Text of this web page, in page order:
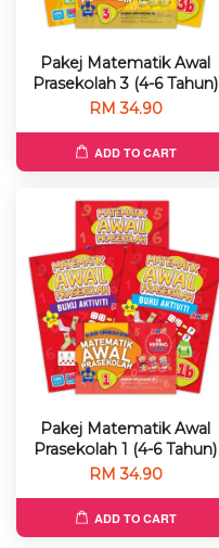
Pakej Matematik Awal
Prasekolah 3 (4-6 Tahun)
RM 34.90
ADD TO CART
Pakej Matematik Awal
Prasekolah 1 (4-6 Tahun)
RM 34.90
ADD TO CART